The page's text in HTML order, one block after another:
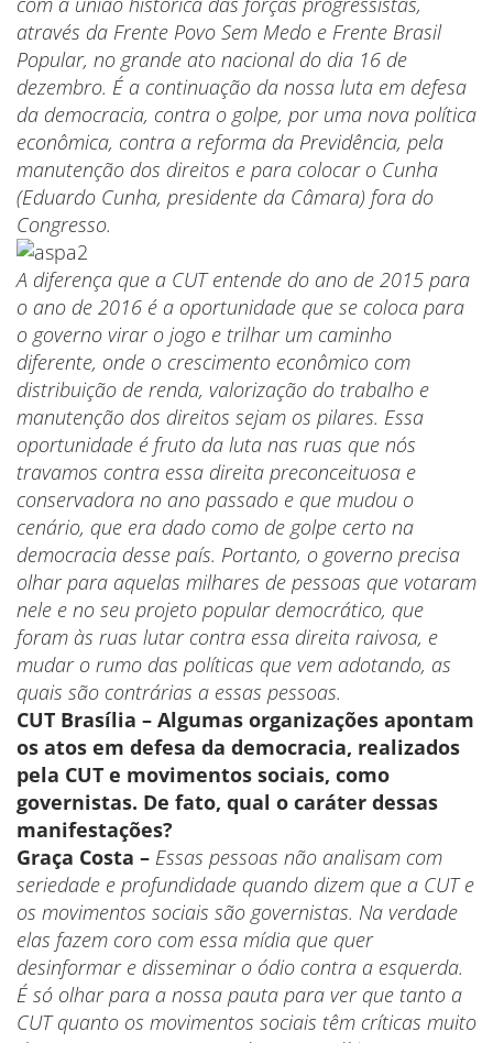
através da Frente Povo Sem Medo e Frente Brasil
Popular, no grande ato nacional do dia 16 de
dezembro. É a continuação da nossa luta em defesa
da democracia, contra o golpe, por uma nova política
econômica, contra a reforma da Previdência, pela
manutenção dos direitos e para colocar o Cunha
(Eduardo Cunha, presidente da Câmara) fora do
Congresso.
A diferença que a CUT entende do ano de 2015 para
o ano de 2016 é a oportunidade que se coloca para
o governo virar o jogo e trilhar um caminho
diferente, onde o crescimento econômico com
distribuição de renda, valorização do trabalho e
manutenção dos direitos sejam os pilares. Essa
oportunidade é fruto da luta nas ruas que nós
travamos contra essa direita preconceituosa e
conservadora no ano passado e que mudou o
cenário, que era dado como de golpe certo na
democracia desse país. Portanto, o governo precisa
olhar para aquelas milhares de pessoas que votaram
nele e no seu projeto popular democrático, que
foram às ruas lutar contra essa direita raivosa, e
mudar o rumo das políticas que vem adotando, as
quais são contrárias a essas pessoas.
CUT Brasília – Algumas organizações apontam
os atos em defesa da democracia, realizados
pela CUT e movimentos sociais, como
governistas. De fato, qual o caráter dessas
manifestações?
Graça Costa – Essas pessoas não analisam com
seriedade e profundidade quando dizem que a CUT e
os movimentos sociais são governistas. Na verdade
elas fazem coro com essa mídia que quer
desinformar e disseminar o ódio contra a esquerda.
É só olhar para a nossa pauta para ver que tanto a
CUT quanto os movimentos sociais têm críticas muito